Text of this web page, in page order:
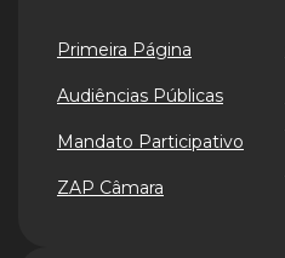
Primeira Página
Audiências Públicas
Mandato Participativo
ZAP Câmara